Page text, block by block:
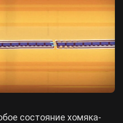
состояние хомяка-